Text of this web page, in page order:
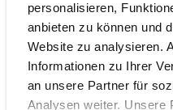
personalisieren,
anbieten zu können und
Website zu analysieren.
Informationen zu Ihrer
an unsere Partner für
Analysen weiter. Unsere
es beispielsweise
der
deren Versicherung
vereinbart, bei dem